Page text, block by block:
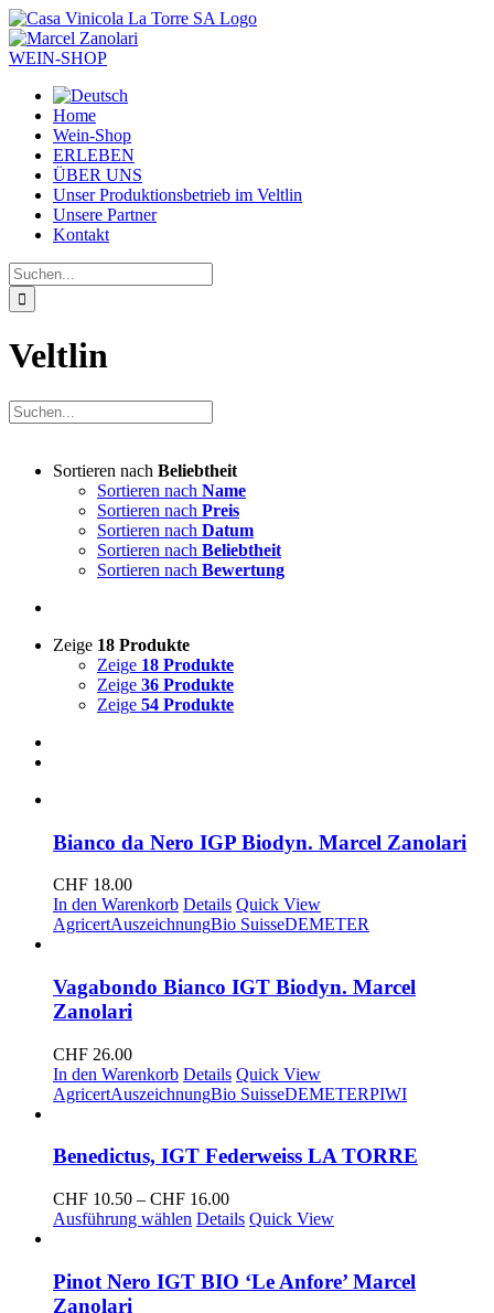
Zum
Inhalt
springen
WEIN-SHOP
Home
Wein-Shop
ERLEBEN
ÜBER UNS
Unser Produktionsbetrieb im Veltlin
Unsere Partner
Kontakt
Suche
nach:
Veltlin
Sortieren nach Beliebtheit
Sortieren nach Name
Sortieren nach Preis
Sortieren nach Datum
Sortieren nach Beliebtheit
Sortieren nach Bewertung
Zeige 18 Produkte
Zeige 18 Produkte
Zeige 36 Produkte
Zeige 54 Produkte
Bianco da Nero IGP Biodyn. Marcel Zanolari
CHF 18.00
In den Warenkorb Details Quick View
AgricertAuszeichnungBio SuisseDEMETER
Vagabondo Bianco IGT Biodyn. Marcel
Zanolari
CHF 26.00
In den Warenkorb Details Quick View
AgricertAuszeichnungBio SuisseDEMETERPIWI
Benedictus, IGT Federweiss LA TORRE
CHF 10.50 – CHF 16.00Preisspanne:
CHF 10.50
Ausführung wählen Details Quick View
Pinot Nero IGT BIO ‘Le Anfore’ Marcel
Zanolari